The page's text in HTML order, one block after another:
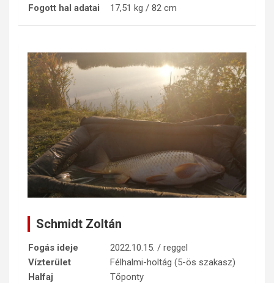
Fogott hal adatai
17,51 kg / 82 cm
Schmidt Zoltán
Fogás ideje
2022.10.15. / reggel
Vízterület
Félhalmi-holtág (5-ös szakasz)
Halfaj
Tőponty